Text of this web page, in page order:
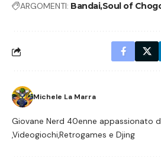
ARGOMENTI: BandaiSoul of
Michele La Marra
Giovane Nerd 40enne appassionato
,Videogiochi,Retrogames e Djing